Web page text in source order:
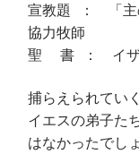
宣教題 ： 「
協力牧師
聖 書 ： イザ
捕らえられてい
イエスの弟子た
はなかったでし